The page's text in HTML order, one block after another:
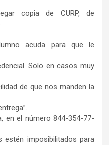
copia de CURP, de
acuda para que le
Solo en casos muy
de que nos manden la
en el número 844-354-77-
estén imposibilitados para